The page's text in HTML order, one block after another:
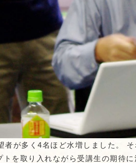
者が多く4名ほど水増しました。
を取り入れながら受講生の期待